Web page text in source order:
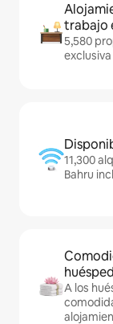
trabajo
5,580
exclusiva
11,300
Bahru
A los